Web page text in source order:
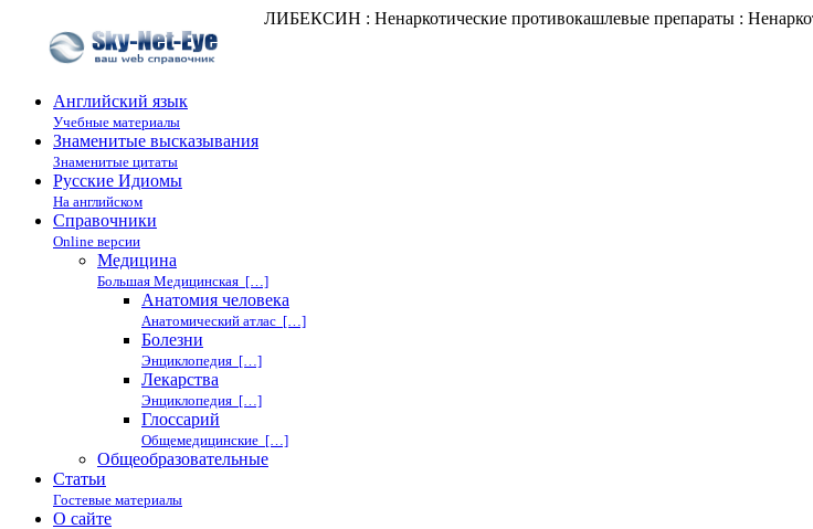
ЛИБЕКСИН : Ненаркотические противокашлевые препараты :
Английский язык
Учебные материалы
Знаменитые высказывания
Знаменитые цитаты
Русские Идиомы
На английском
Справочники
Online версии
Медицина
Большая Медицинская […]
Анатомия человека
Анатомический атлас […]
Болезни
Энциклопедия […]
Лекарства
Энциклопедия […]
Глоссарий
Общемедицинские […]
Общеобразовательные
Статьи
Гостевые материалы
О сайте